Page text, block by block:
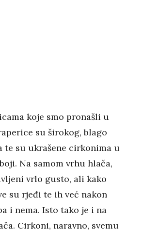
koje smo pronašli u
su širokog, blago
te su ukrašene cirkonima u
Na samom vrhu hlača,
vrlo gusto, ali kako
su rjeđi te ih već nakon
i nema. Isto tako je i na
Cirkoni, naravno, svemu